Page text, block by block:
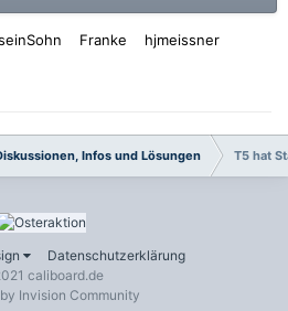
Franke hjmeissner
Infos und Lösungen T5 hat
Datenschutzerklärung
caliboard.de
Invision Community